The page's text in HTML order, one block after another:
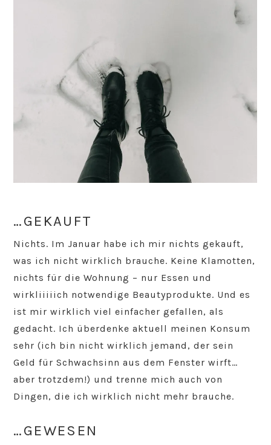
…GEKAUFT
Nichts. Im Januar habe ich mir nichts gekauft,
was ich nicht wirklich brauche. Keine Klamotten,
nichts für die Wohnung – nur Essen und
wirkliiiiich notwendige Beautyprodukte. Und es
ist mir wirklich viel einfacher gefallen, als
gedacht. Ich überdenke aktuell meinen Konsum
sehr (ich bin nicht wirklich jemand, der sein
Geld für Schwachsinn aus dem Fenster wirft…
aber trotzdem!) und trenne mich auch von
Dingen, die ich wirklich nicht mehr brauche.
…GEWESEN